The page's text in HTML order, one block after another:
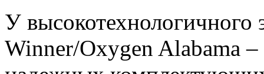
У высокотехнологичного
Winner/Oxygen Alabama –